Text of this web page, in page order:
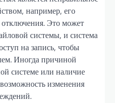
например, его
отключения. Это может
системы, и система
на запись, чтобы
Иногда причиной
системе или наличие
изменения